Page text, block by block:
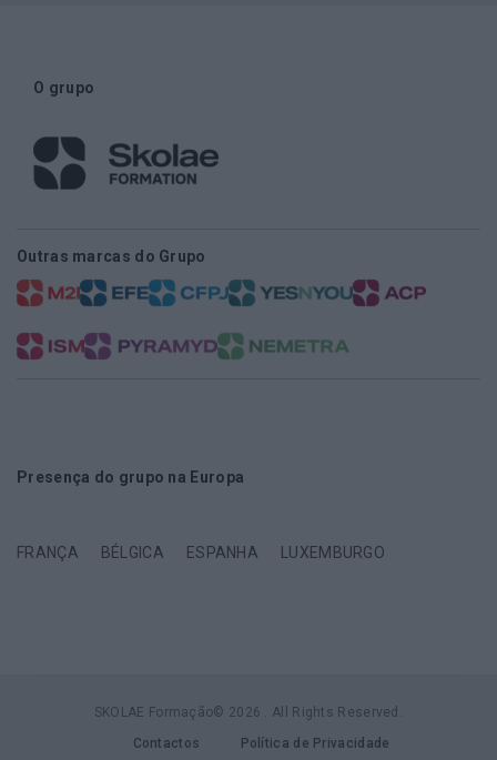
O grupo
Outras marcas do Grupo
Presença do grupo na Europa
FRANÇA BÉLGICA ESPANHA LUXEMBURGO
SKOLAE Formação© 2026 . All Rights Reserved.
Contactos Política de Privacidade